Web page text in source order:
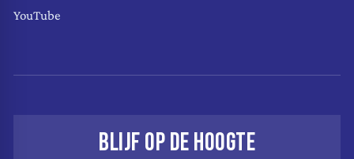
YouTube
BLIJF OP DE HOOGTE